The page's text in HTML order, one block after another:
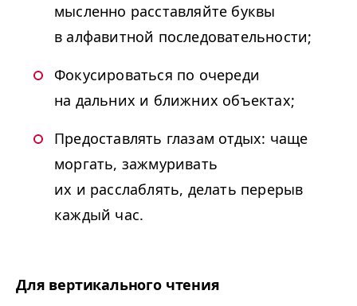
мысленно расставляйте буквы
в алфавитной последовательности;
Фокусироваться по очереди
на дальних и ближних объектах;
Предоставлять глазам отдых: чаще
моргать, зажмуривать
их и расслаблять, делать перерыв
каждый час.
Для вертикального чтения